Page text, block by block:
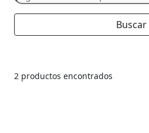
Centros de
Maquinado CNCBuscar
2 productos encontrados